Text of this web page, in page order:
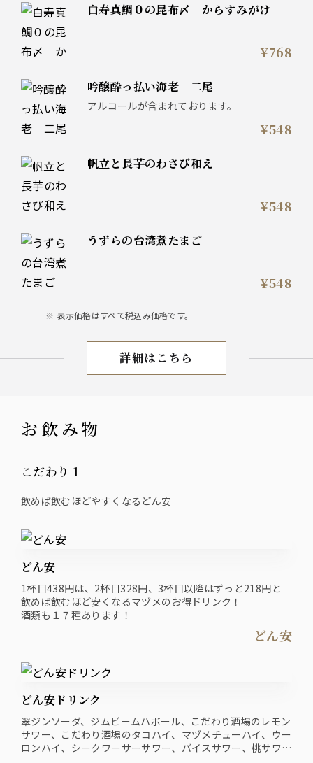
白寿真鯛０の昆布〆 からすみがけ
¥768
吟醸酔っ払い海老 二尾
アルコールが含まれております。
¥548
帆立と長芋のわさび和え
¥548
うずらの台湾煮たまご
¥548
表示価格はすべて税込み価格です。
お料理
詳細はこちら
お飲み物
こだわり１
飲めば飲むほどやすくなるどん安
どん安
1杯目438円は、2杯目328円、3杯目以降はずっと218円と
飲めば飲むほど安くなるマヅメのお得ドリンク！
酒類も１７種あります！
どん安
どん安ドリンク
翠ジンソーダ、ジムビームハボール、こだわり酒場のレモン
サワー、こだわり酒場のタコハイ、マヅメチューハイ、ウー
ロンハイ、シークワーサーサワー、バイスサワー、桃サワ